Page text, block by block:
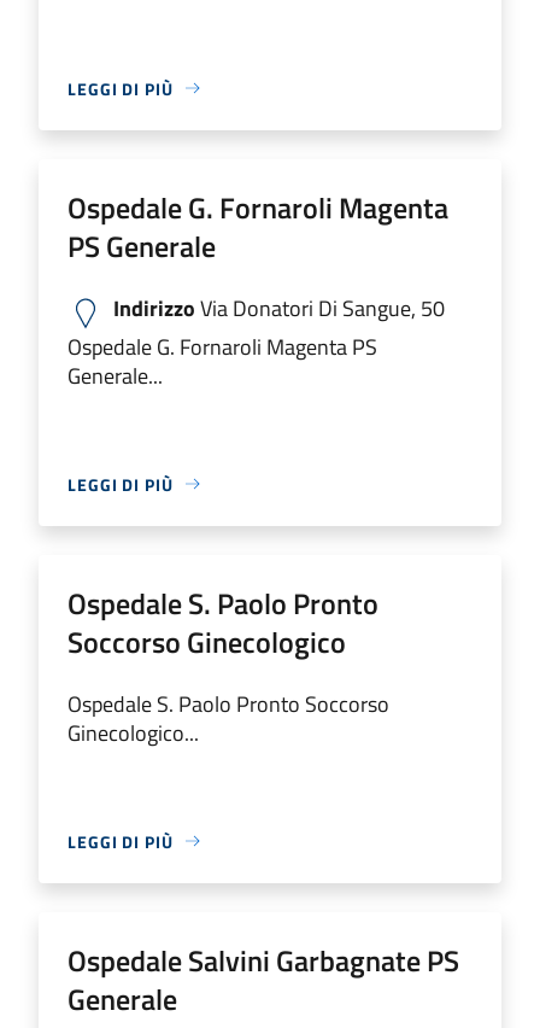
LEGGI DI PIÙ
Ospedale G. Fornaroli Magenta
PS Generale
IndirizzoVia Donatori Di Sangue, 50
Ospedale G. Fornaroli Magenta PS
Generale...
LEGGI DI PIÙ
Ospedale S. Paolo Pronto
Soccorso Ginecologico
Ospedale S. Paolo Pronto Soccorso
Ginecologico...
LEGGI DI PIÙ
Ospedale Salvini Garbagnate PS
Generale